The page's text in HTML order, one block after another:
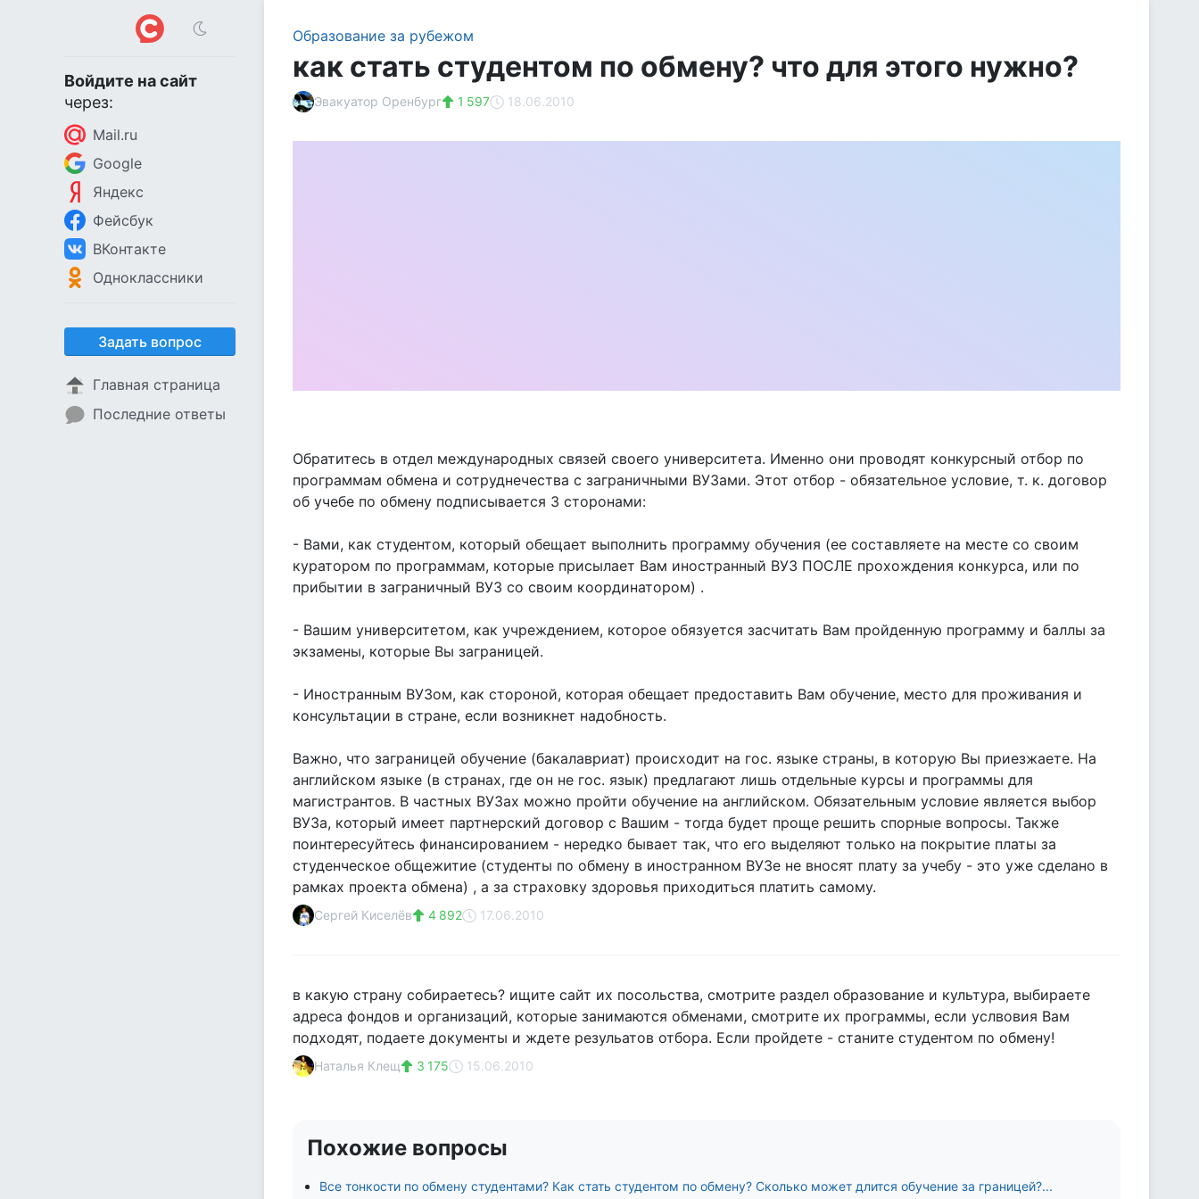
Войдите на сайт
через:
Mail.ru
Google
Яндекс
Фейсбук
ВКонтакте
Одноклассники
Задать вопрос
Главная страница
Последние ответы
Образование за рубежом
как стать студентом по обмену? что для этого нужно?
Эвакуатор Оренбург 1 597 18.06.2010
Обратитесь в отдел международных связей своего университета. Именно они проводят конкурсный отбор по
программам обмена и сотруднечества с заграничными ВУЗами. Этот отбор - обязательное условие, т. к. договор
об учебе по обмену подписывается 3 сторонами:
- Вами, как студентом, который обещает выполнить программу обучения (ее составляете на месте со своим
куратором по программам, которые присылает Вам иностранный ВУЗ ПОСЛЕ прохождения конкурса, или по
прибытии в заграничный ВУЗ со своим координатором) .
- Вашим университетом, как учреждением, которое обязуется засчитать Вам пройденную программу и баллы за
экзамены, которые Вы заграницей.
- Иностранным ВУЗом, как стороной, которая обещает предоставить Вам обучение, место для проживания и
консультации в стране, если возникнет надобность.
Важно, что заграницей обучение (бакалавриат) происходит на гос. языке страны, в которую Вы приезжаете. На
английском языке (в странах, где он не гос. язык) предлагают лишь отдельные курсы и программы для
магистрантов. В частных ВУЗах можно пройти обучение на английском. Обязательным условие является выбор
ВУЗа, который имеет партнерский договор с Вашим - тогда будет проще решить спорные вопросы. Также
поинтересуйтесь финансированием - нередко бывает так, что его выделяют только на покрытие платы за
студенческое общежитие (студенты по обмену в иностранном ВУЗе не вносят плату за учебу - это уже сделано в
рамках проекта обмена) , а за страховку здоровья приходиться платить самому.
Сергей Киселёв 4 892 17.06.2010
в какую страну собираетесь? ищите сайт их посольства, смотрите раздел образование и культура, выбираете
адреса фондов и организаций, которые занимаются обменами, смотрите их программы, если услвовия Вам
подходят, подаете документы и ждете резульатов отбора. Если пройдете - станите студентом по обмену!
Наталья Клещ 3 175 15.06.2010
Похожие вопросы
Все тонкости по обмену студентами? Как стать студентом по обмену? Сколько может длится обучение за границей?...